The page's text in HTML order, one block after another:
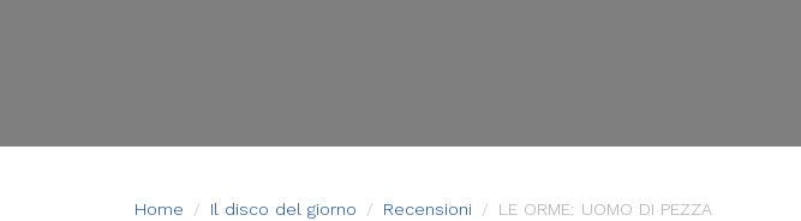
Home Il disco del giorno Recensioni LE ORME: UOMO DI PEZZA